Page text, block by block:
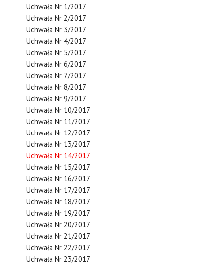
Uchwała Nr 1/2017
Uchwała Nr 2/2017
Uchwała Nr 3/2017
Uchwała Nr 4/2017
Uchwała Nr 5/2017
Uchwała Nr 6/2017
Uchwała Nr 7/2017
Uchwała Nr 8/2017
Uchwała Nr 9/2017
Uchwała Nr 10/2017
Uchwała Nr 11/2017
Uchwała Nr 12/2017
Uchwała Nr 13/2017
Uchwała Nr 14/2017
Uchwała Nr 15/2017
Uchwała Nr 16/2017
Uchwała Nr 17/2017
Uchwała Nr 18/2017
Uchwała Nr 19/2017
Uchwała Nr 20/2017
Uchwała Nr 21/2017
Uchwała Nr 22/2017
Uchwała Nr 23/2017